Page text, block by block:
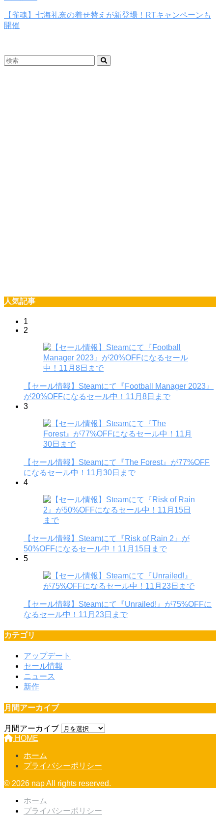
【雀魂】七海礼奈の着せ替えが新登場！RTキャンペーンも
開催
人気記事
1
2
【セール情報】Steamにて『Football Manager 2023』
が20%OFFになるセール中！11月8日まで
3
【セール情報】Steamにて『The Forest』が77%OFF
になるセール中！11月30日まで
4
【セール情報】Steamにて『Risk of Rain 2』が
50%OFFになるセール中！11月15日まで
5
【セール情報】Steamにて『Unrailed!』が75%OFFに
なるセール中！11月23日まで
カテゴリ
アップデート
セール情報
ニュース
新作
月間アーカイブ
月間アーカイブ
HOME
ホーム
プライバシーポリシー
© 2026 nap All rights reserved.
ホーム
プライバシーポリシー